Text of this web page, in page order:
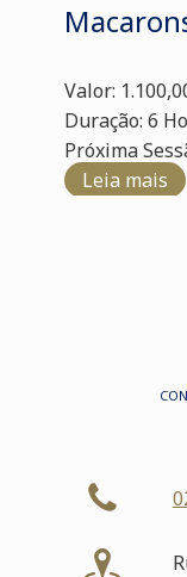
Valor:
Duração: 6
Próxima
Leia mais